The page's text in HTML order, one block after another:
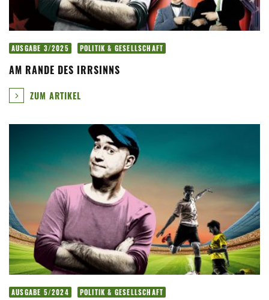
AUSGABE 3/2025 POLITIK & GESELLSCHAFT
AM RANDE DES IRRSINNS
ZUM ARTIKEL
AUSGABE 5/2024 POLITIK & GESELLSCHAFT